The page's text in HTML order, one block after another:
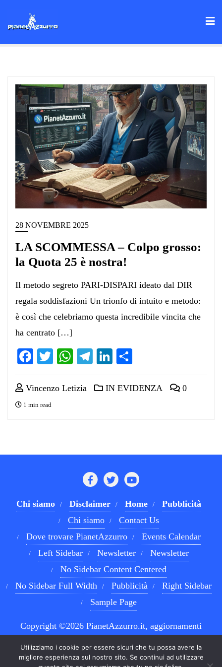
28 NOVEMBRE 2025
LA SCOMMESSA – Colpo grosso:
la Quota 25 è nostra!
Il metodo segreto PARI-DISPARI ideato dal DIR
regala soddisfazioni Un trionfo di intuito e metodo:
è così che celebriamo questa incredibile vincita che
ha centrato […]
Facebook
TwitterWhatsApp
Telegram
LinkedIn
Vincenzo Letizia IN EVIDENZA 0
1 min read
Chi siamo Disclaimer Home
Pubblicità
Chi siamo
Contact Us
Dove trovare PianetAzzurro
Events Calendar
Left Sidebar
Newsletter
Newsletter
No Sidebar Content Centered
No Sidebar Full Width
Pubblicità
Right Sidebar
Sample Page
Copyright ©2026 PianetAzzurro.it, aggiornamenti
rights reserved.Powered byWordPress & Designed by
Utilizziamo i cookie per essere sicuri che tu possa avere la
migliore esperienza sul nostro sito. Se continui ad utilizzare